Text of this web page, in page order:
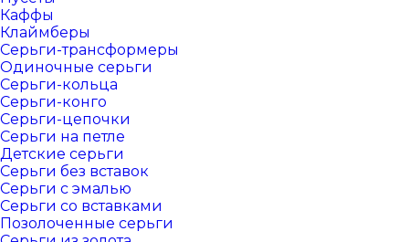
Каффы
Клаймберы
Серьги-трансформеры
Одиночные серьги
Серьги-кольца
Серьги-конго
Серьги-цепочки
Серьги на петле
Детские серьги
Серьги без вставок
Серьги с эмалью
Серьги со вставками
Позолоченные серьги